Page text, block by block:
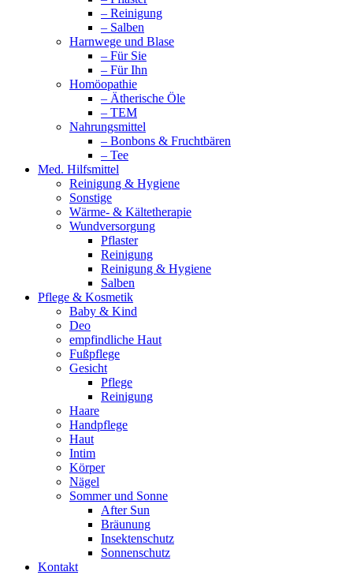
– Reinigung
– Salben
Harnwege und Blase
– Für Sie
– Für Ihn
Homöopathie
– Ätherische Öle
– TEM
Nahrungsmittel
– Bonbons & Fruchtbären
– Tee
Med. Hilfsmittel
Reinigung & Hygiene
Sonstige
Wärme- & Kältetherapie
Wundversorgung
Pflaster
Reinigung
Reinigung & Hygiene
Salben
Pflege & Kosmetik
Baby & Kind
Deo
empfindliche Haut
Fußpflege
Gesicht
Pflege
Reinigung
Haare
Handpflege
Haut
Intim
Körper
Nägel
Sommer und Sonne
After Sun
Bräunung
Insektenschutz
Sonnenschutz
Kontakt